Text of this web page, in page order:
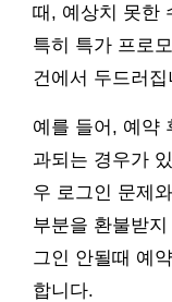
때, 예상치 못한
특히 특가 프로
건에서 두드러집
예를 들어, 예약
과되는 경우가
우 로그인 문제
부분을 환불받
그인 안될때 예
합니다.